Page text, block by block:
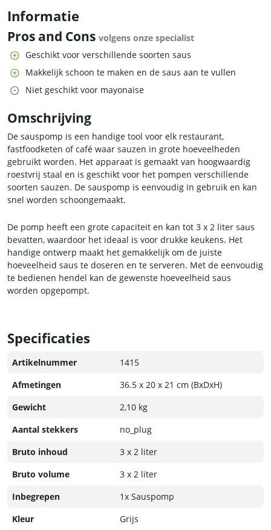
Informatie
Pros and Cons volgens onze specialist
Geschikt voor verschillende soorten saus
Makkelijk schoon te maken en de saus aan te vullen
Niet geschikt voor mayonaise
Omschrijving
De sauspomp is een handige tool voor elk restaurant,
fastfoodketen of café waar sauzen in grote hoeveelheden
gebruikt worden. Het apparaat is gemaakt van hoogwaardig
roestvrij staal en is geschikt voor het pompen verschillende
soorten sauzen. De sauspomp is eenvoudig in gebruik en kan
snel worden schoongemaakt.
De pomp heeft een grote capaciteit en kan tot 3 x 2 liter saus
bevatten, waardoor het ideaal is voor drukke keukens. Het
handige ontwerp maakt het gemakkelijk om de juiste
hoeveelheid saus te doseren en te serveren. Met de eenvoudig
te bedienen hendel kan de gewenste hoeveelheid saus
worden opgepompt.
voor op buffetten en feesten. Het houdt de saus op de juiste
temperatuur en voorkomt dat er verspilling plaatsvindt. Dit
waar efficiëntie en hygiëne hoog in het vaandel staan.
Specificaties
Artikelnummer
1415
Afmetingen
36.5 x 20 x 21 cm (BxDxH)
Gewicht
2,10 kg
Aantal stekkers
no_plug
Bruto inhoud
3 x 2 liter
Bruto volume
3 x 2 liter
Inbegrepen
1x Sauspomp
Kleur
Grijs